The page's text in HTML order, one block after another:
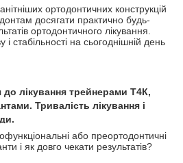
ортодонтичних конструкцій
досягати практично будь-
ортодонтичного лікування.
стабільності на сьогоднішній день
до лікування трейнерами Т4К,
Тривалість лікування і
або преортодонтичні
і як довго чекати результатів?